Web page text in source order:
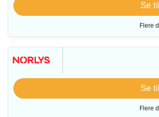
Se
Flere
Se
Flere